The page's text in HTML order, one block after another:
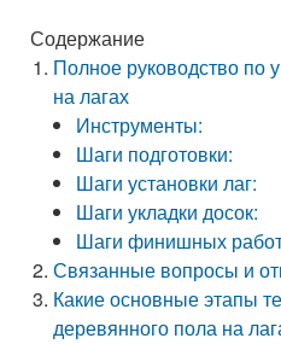
Содержание
Полное руководство по
на лагах
Инструменты:
Шаги подготовки:
Шаги установки лаг:
Шаги укладки досок:
Шаги финишных
Связанные вопросы и
Какие основные этапы
деревянного пола на